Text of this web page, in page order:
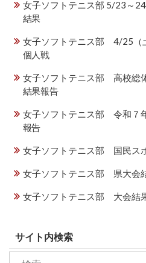
女子ソフトテニス部 5/23～
結果
女子ソフトテニス部 4/25（
個人戦
女子ソフトテニス部 高校総
結果報告
女子ソフトテニス部 令和７
報告
女子ソフトテニス部 国民ス
女子ソフトテニス部 県大会
女子ソフトテニス部 大会結
サイト内検索